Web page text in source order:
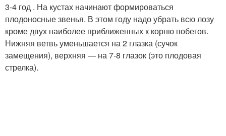
3-4 год . На кустах начинают формироваться
плодоносные звенья. В этом году надо убрать всю лозу
кроме двух наиболее приближенных к корню побегов.
Нижняя ветвь уменьшается на 2 глазка (сучок
замещения), верхняя — на 7-8 глазок (это плодовая
стрелка).